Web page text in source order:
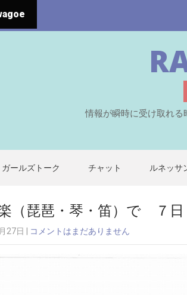
情報が瞬時に受け取れ
ガールズトーク チャット ルネッサ
（琵琶・琴・笛）で ７
27日 コメントはまだありません